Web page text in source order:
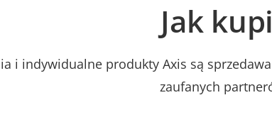
Jak
i indywidualne produkty Axis są
zaufanych